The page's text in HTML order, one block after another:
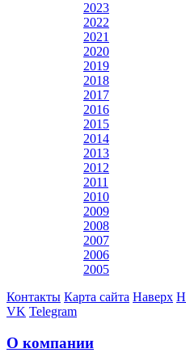
2023
2022
2021
2020
2019
2018
2017
2016
2015
2014
2013
2012
2011
2010
2009
2008
2007
2006
2005
Контакты Карта сайта Наверх
VK Telegram
О компании